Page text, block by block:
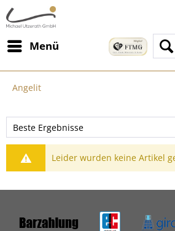
Menü
Angelit
Leider wurden keine Artikel